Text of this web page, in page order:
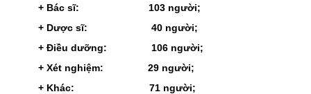
+ Bác sĩ: 103 người;
+ Dược sĩ: 40 người;
+ Điều dưỡng: 106 người;
+ Xét nghiệm: 29 người;
+ Khác: 71 người;